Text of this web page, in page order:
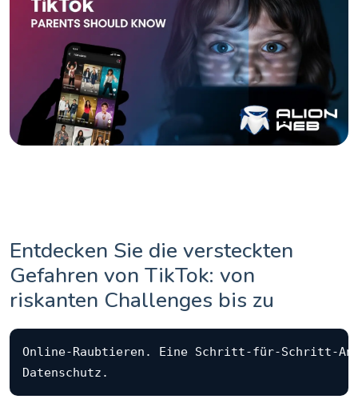
Entdecken Sie die versteckten
Gefahren von TikTok: von
riskanten Challenges bis zu
Online-Raubtieren. Eine Schritt-für-Schritt-